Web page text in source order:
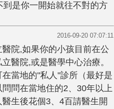
是你一開始就往不對的方
2016-09-20 07:07:11
院,如果你的小孩目前在公
醫院,或是醫學中心治療。
當地的"私人"診所（最好是
問在當地住的2、30年以上
生後花個3、4百請醫生開